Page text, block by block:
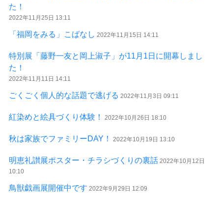
た！
2022年11月25日 13:11
「福岡をみる」こばなし 2022年11月15日 14:11
特別展「藤野一友と岡上淑子」が11月1日に開幕しまし
た！
2022年11月11日 14:11
ごくごく個人的な話題で逃げる 2022年11月3日 09:11
紅染めと絵具づくり体験！ 2022年10月26日 18:10
秋は家族でファミリーDAY！ 2022年10月19日 13:10
明恵礼讃展ポスター・チラシづくりの裏話 2022年10月12日
10:10
鳥獣戯画展開催中です 2022年9月29日 12:09